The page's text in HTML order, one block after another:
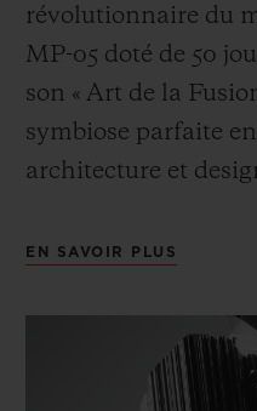
révolutionnaire du
MP-05 doté de 50
son « Art de la
symbiose parfaite
architecture et
EN SAVOIR PLUS